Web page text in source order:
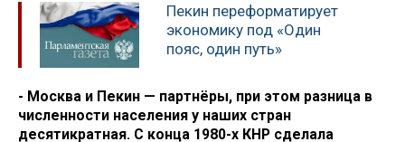
Пекин переформатирует
экономику под «Один
пояс, один путь»
- Москва и Пекин — партнёры, при этом разница в
численности населения у наших стран
десятикратная. С конца 1980-х КНР сделала